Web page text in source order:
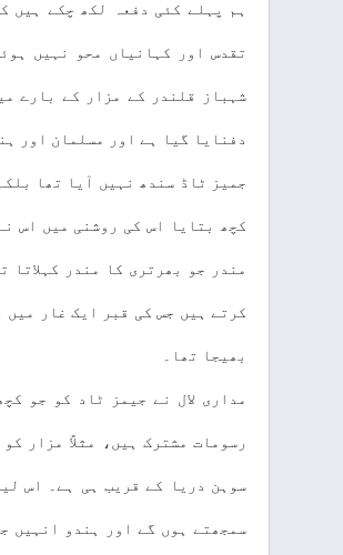
ہم پہلے کئی دفعہ لکھ چکے ہیں
تقدس اور کہانیاں محو نہیں
شہباز قلندر کے مزار کے بارے
دفنایا گیا ہے اور مسلمان اور
جمیز ٹاڈ سندھ نہیں آیا تھا
کچھ بتایا اس کی روشنی میں اس
مندر جو بھرتری کا مندر
کرتے ہیں جس کی قبر ایک غار میں
بھیجا تھا۔
مداری لال نے جیمز ٹاد کو جو
رسومات مشترک ہیں، مثلاً مزار
سوہن دریا کے قریب ہی ہے۔ اس
سمجھتے ہوں گے اور ہندو انہیں